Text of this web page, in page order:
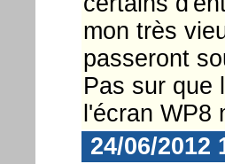
mon très
passeront
Pas sur que
l'écran
24/06/2012